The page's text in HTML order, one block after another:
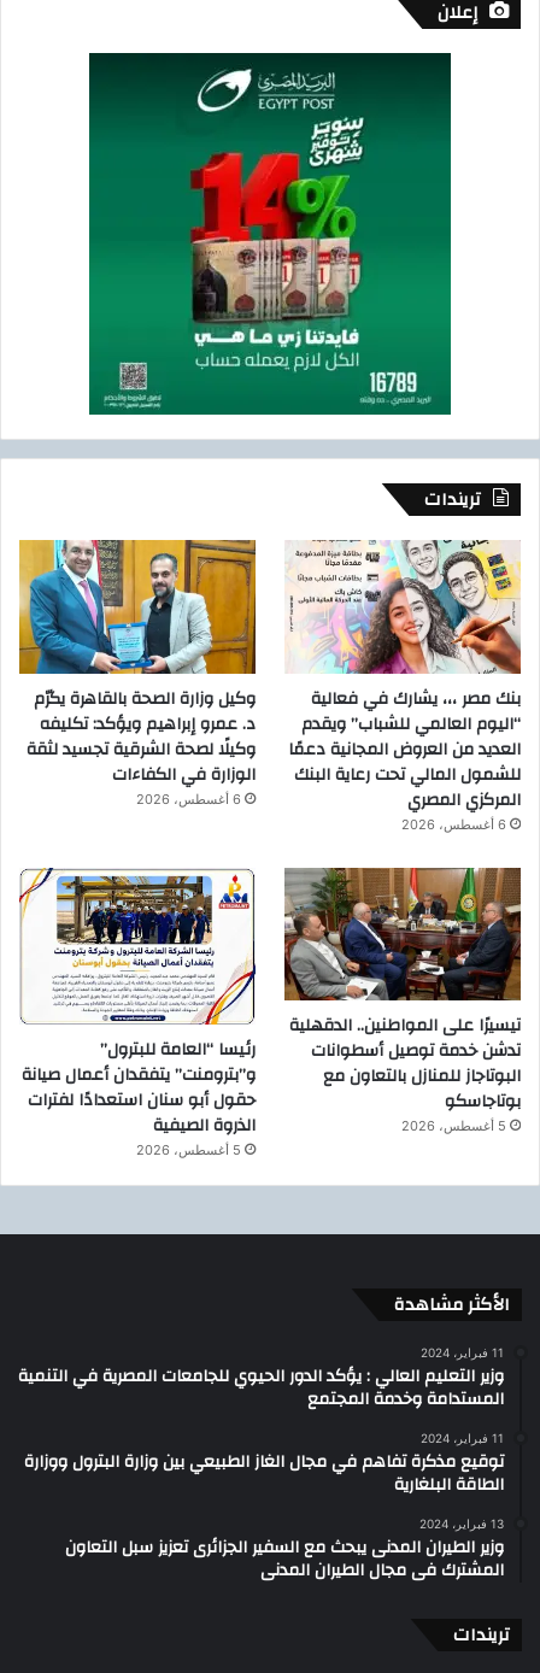
إعلان
تريندات
بنك مصر ،،، يشارك في فعالية
“اليوم العالمي للشباب” ويقدم
العديد من العروض المجانية دعمًا
للشمول المالي تحت رعاية البنك
المركزي المصري
6 أغسطس، 2026
وكيل وزارة الصحة بالقاهرة يكرّم
د. عمرو إبراهيم ويؤكد: تكليفه
وكيلًا لصحة الشرقية تجسيد لثقة
الوزارة في الكفاءات
6 أغسطس، 2026
تيسيرًا على المواطنين.. الدقهلية
تدشن خدمة توصيل أسطوانات
البوتاجاز للمنازل بالتعاون مع
بوتاجاسكو
5 أغسطس، 2026
رئيسا “العامة للبترول”
و”بترومنت” يتفقدان أعمال صيانة
حقول أبو سنان استعدادًا لفترات
الذروة الصيفية
5 أغسطس، 2026
الأكثر مشاهدة
11 فبراير، 2024
وزير التعليم العالي : يؤكد الدور الحيوي للجامعات المصرية في التنمية
المستدامة وخدمة المجتمع
11 فبراير، 2024
توقيع مذكرة تفاهم في مجال الغاز الطبيعي بين وزارة البترول ووزارة
الطاقة البلغارية
13 فبراير، 2024
وزير الطيران المدنى يبحث مع السفير الجزائرى تعزيز سبل التعاون
المشترك فى مجال الطيران المدنى
تريندات